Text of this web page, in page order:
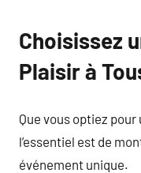
Choisissez
Plaisir à
Que vous optiez
l’essentiel est de
événement unique.